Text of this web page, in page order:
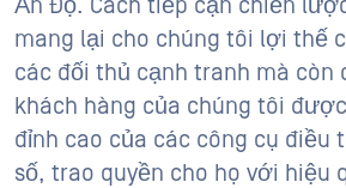
Ấn Độ. Cách tiếp cận chiến
mang lại cho chúng tôi lợi thế
các đối thủ cạnh tranh mà còn
khách hàng của chúng tôi
đỉnh cao của các công cụ điều
số, trao quyền cho họ với hiệu